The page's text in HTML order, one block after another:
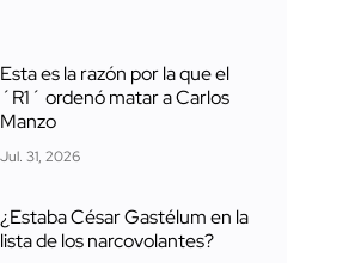
Esta es la razón por la que el
´R1´ ordenó matar a Carlos
Manzo
Jul. 31, 2026
¿Estaba César Gastélum en la
lista de los narcovolantes?